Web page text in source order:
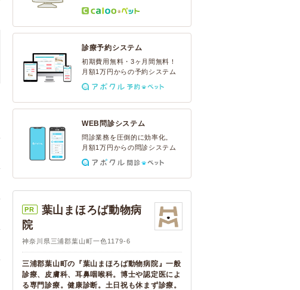
診療予約システム
初期費用無料・3ヶ月間無料！
月額1万円からの予約システム
WEB問診システム
問診業務を圧倒的に効率化。
月額1万円からの問診システム
PR
葉山まほろば動物病
院
神奈川県三浦郡葉山町一色1179-6
三浦郡葉山町の『葉山まほろば動物病院』一般
診療、皮膚科、耳鼻咽喉科。博士や認定医によ
る専門診療。健康診断。土日祝も休まず診療。